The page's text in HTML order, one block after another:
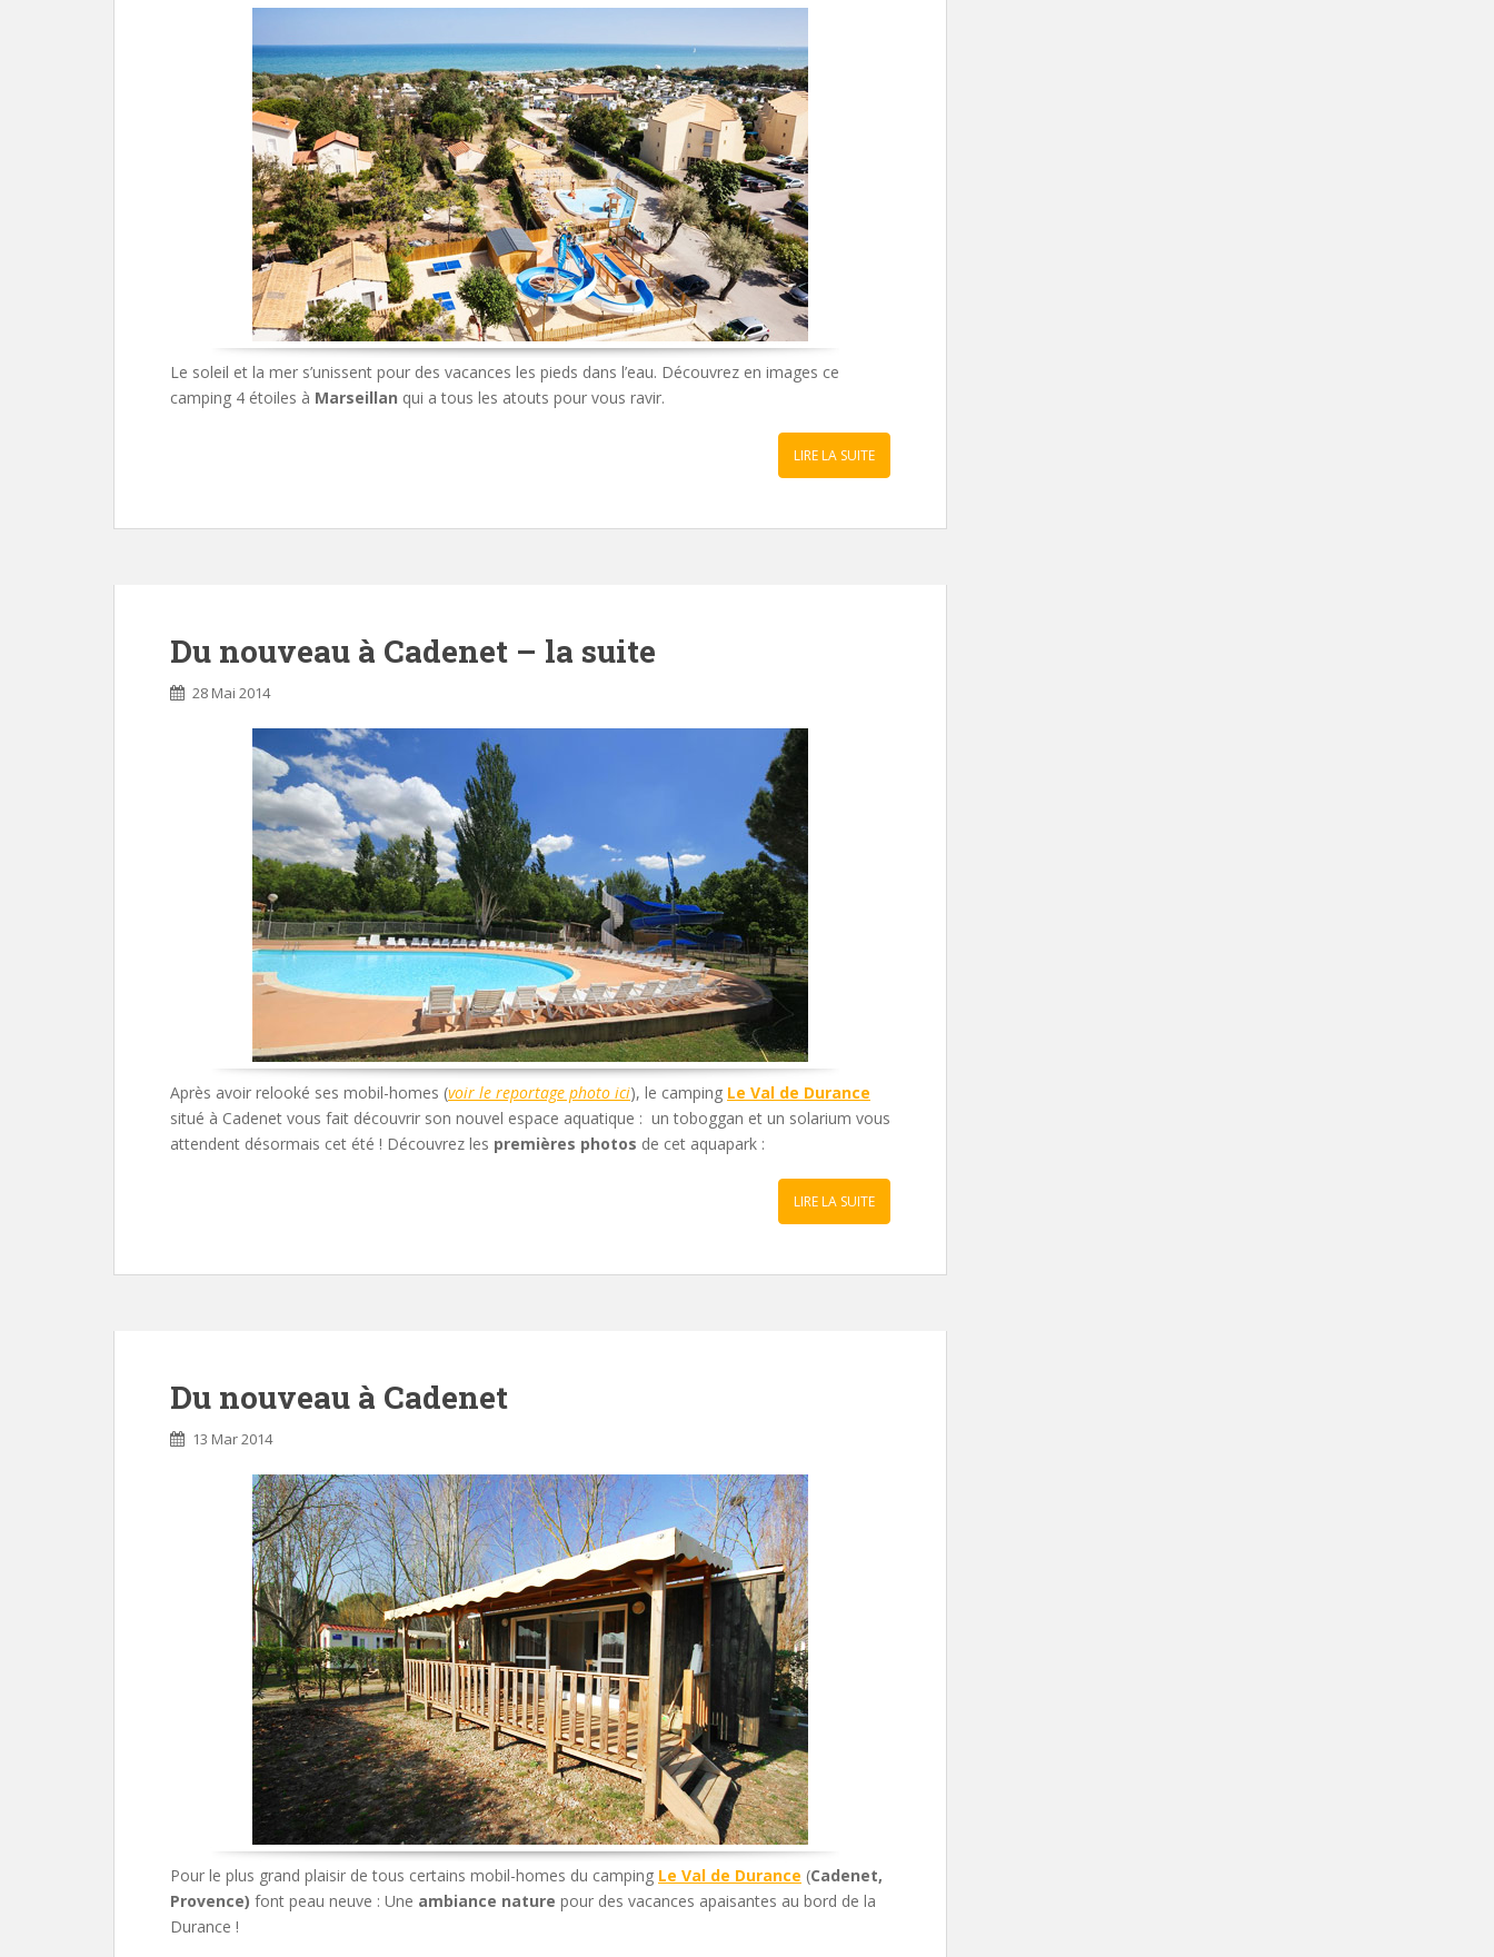
Le soleil et la mer s’unissent pour des vacances les pieds dans l’eau. Découvrez en images ce
camping 4 étoiles à Marseillan qui a tous les atouts pour vous ravir.
LIRE LA SUITE
Du nouveau à Cadenet – la suite
28 Mai 2014
Après avoir relooké ses mobil-homes (voir le reportage photo ici), le camping Le Val de Durance
situé à Cadenet vous fait découvrir son nouvel espace aquatique : un toboggan et un solarium vous
attendent désormais cet été ! Découvrez les premières photos de cet aquapark :
LIRE LA SUITE
Du nouveau à Cadenet
13 Mar 2014
Pour le plus grand plaisir de tous certains mobil-homes du camping Le Val de Durance (Cadenet,
Provence) font peau neuve : Une ambiance nature pour des vacances apaisantes au bord de la
Durance !